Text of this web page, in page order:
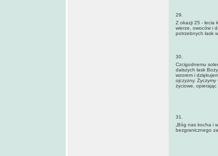
29.
Z okazji 25 - lecia
wierze, owoców i
potrzebnych łask
30.
Czcigodnemu
dalszych łask
wzorem i
ojczyzny.
życiowe, opierając
31.
„Bóg nas kocha i
bezgranicznego